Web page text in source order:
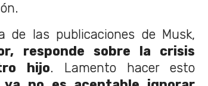
de las publicaciones de Musk,
responde sobre la crisis
hijo. Lamento hacer esto